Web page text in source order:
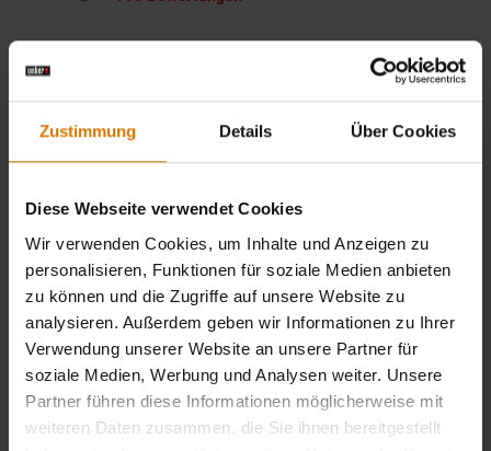
Zustimmung Details Über Cookies
Diese Webseite verwendet Cookies
Wir verwenden Cookies, um Inhalte und Anzeigen zu
personalisieren, Funktionen für soziale Medien anbieten
zu können und die Zugriffe auf unsere Website zu
analysieren. Außerdem geben wir Informationen zu Ihrer
Verwendung unserer Website an unsere Partner für
soziale Medien, Werbung und Analysen weiter. Unsere
Partner führen diese Informationen möglicherweise mit
weiteren Daten zusammen, die Sie ihnen bereitgestellt